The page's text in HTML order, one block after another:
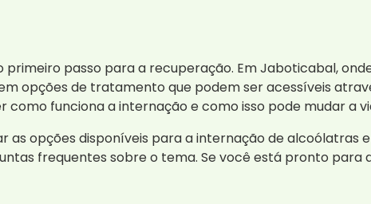
primeiro passo para a recuperação. Em Jaboticabal,
opções de tratamento que podem ser acessíveis
como funciona a internação e como isso pode mudar a
as opções disponíveis para a internação de
frequentes sobre o tema. Se você está pronto